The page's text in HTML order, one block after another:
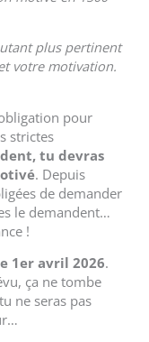
plus pertinent
votre motivation.
pour
strictes
tu devras
. Depuis
de demander
le demandent…
!
1er avril 2026.
ça ne tombe
ne seras pas